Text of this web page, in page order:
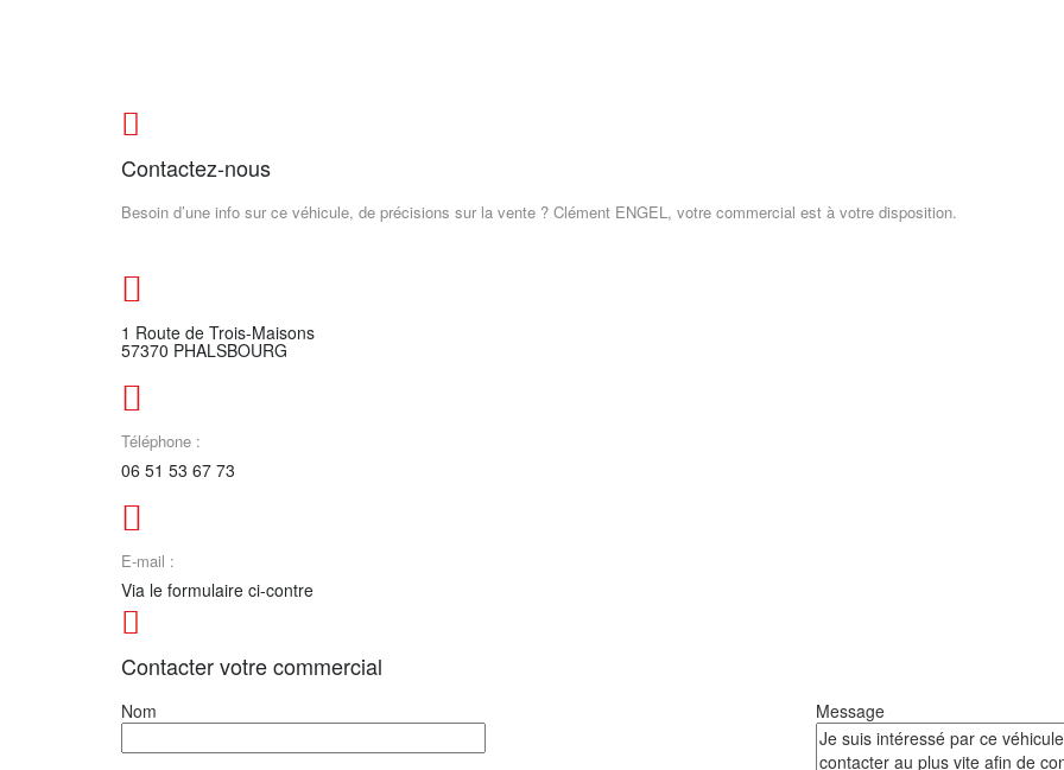
Contactez-nous
Besoin d’une info sur ce véhicule, de précisions sur la vente ? Clément ENGEL, votre commercial est à votre disposition.
1 Route de Trois-Maisons
57370 PHALSBOURG
Téléphone :
06 51 53 67 73
E-mail :
Via le formulaire ci-contre
Contacter votre commercial
Nom Message